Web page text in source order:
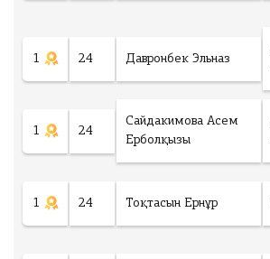
1 24 Давронбек Эльназ
1 24
Сайдакимова Асем
Ерболқызы
1 24 Тоқтасын Ернұр